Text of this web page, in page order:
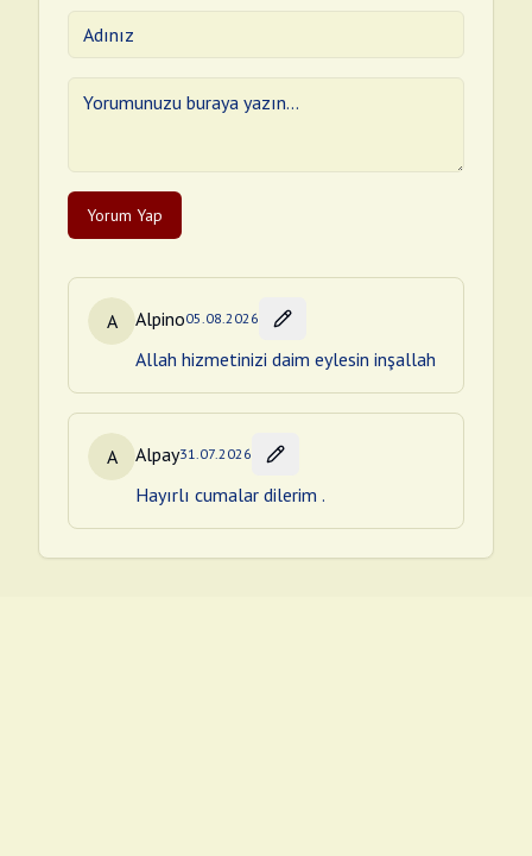
Yorum Yap
A Alpino05.08.2026
Allah hizmetinizi daim eylesin inşallah
A Alpay31.07.2026
Hayırlı cumalar dilerim .